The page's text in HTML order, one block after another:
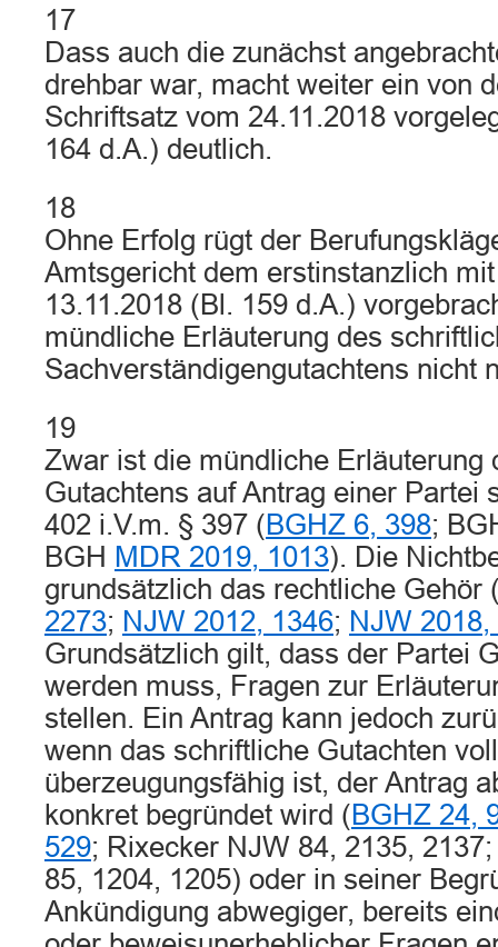
17
Dass auch die zunächst
drehbar war, macht weiter ein von
Schriftsatz vom 24.11.2018
164 d.A.) deutlich.
18
Ohne Erfolg rügt der
Amtsgericht dem erstinstanzlich
13.11.2018 (Bl. 159 d.A.)
mündliche Erläuterung des
Sachverständigengutachtens nicht
19
Zwar ist die mündliche Erläuterung
Gutachtens auf Antrag einer Partei
402 i.V.m. § 397 (BGHZ 6, 398;
BGH MDR 2019, 1013). Die
grundsätzlich das rechtliche Gehör
2273; NJW 2012, 1346; NJW 2018,
Grundsätzlich gilt, dass der Partei
werden muss, Fragen zur
stellen. Ein Antrag kann jedoch
wenn das schriftliche Gutachten
überzeugungsfähig ist, der Antrag
konkret begründet wird (BGHZ 24,
529; Rixecker NJW 84, 2135,
85, 1204, 1205) oder in seiner
Ankündigung abwegiger, bereits